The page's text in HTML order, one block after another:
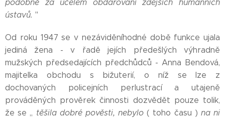
podobně za účelem obdarování zdejších humánních
ústavů. ''
Od roku 1947 se v nezáviděníhodné době funkce ujala
jediná žena - v řadě jejích předešlých výhradně
mužských předsedajících předchůdců - Anna Bendová,
majitelka obchodu s bižuterií, o níž se lze z
dochovaných policejních perlustrací a utajeně
prováděných prověrek činnosti dozvědět pouze tolik,
že se ,, těšila dobré pověsti, nebylo( toho času ) na ni